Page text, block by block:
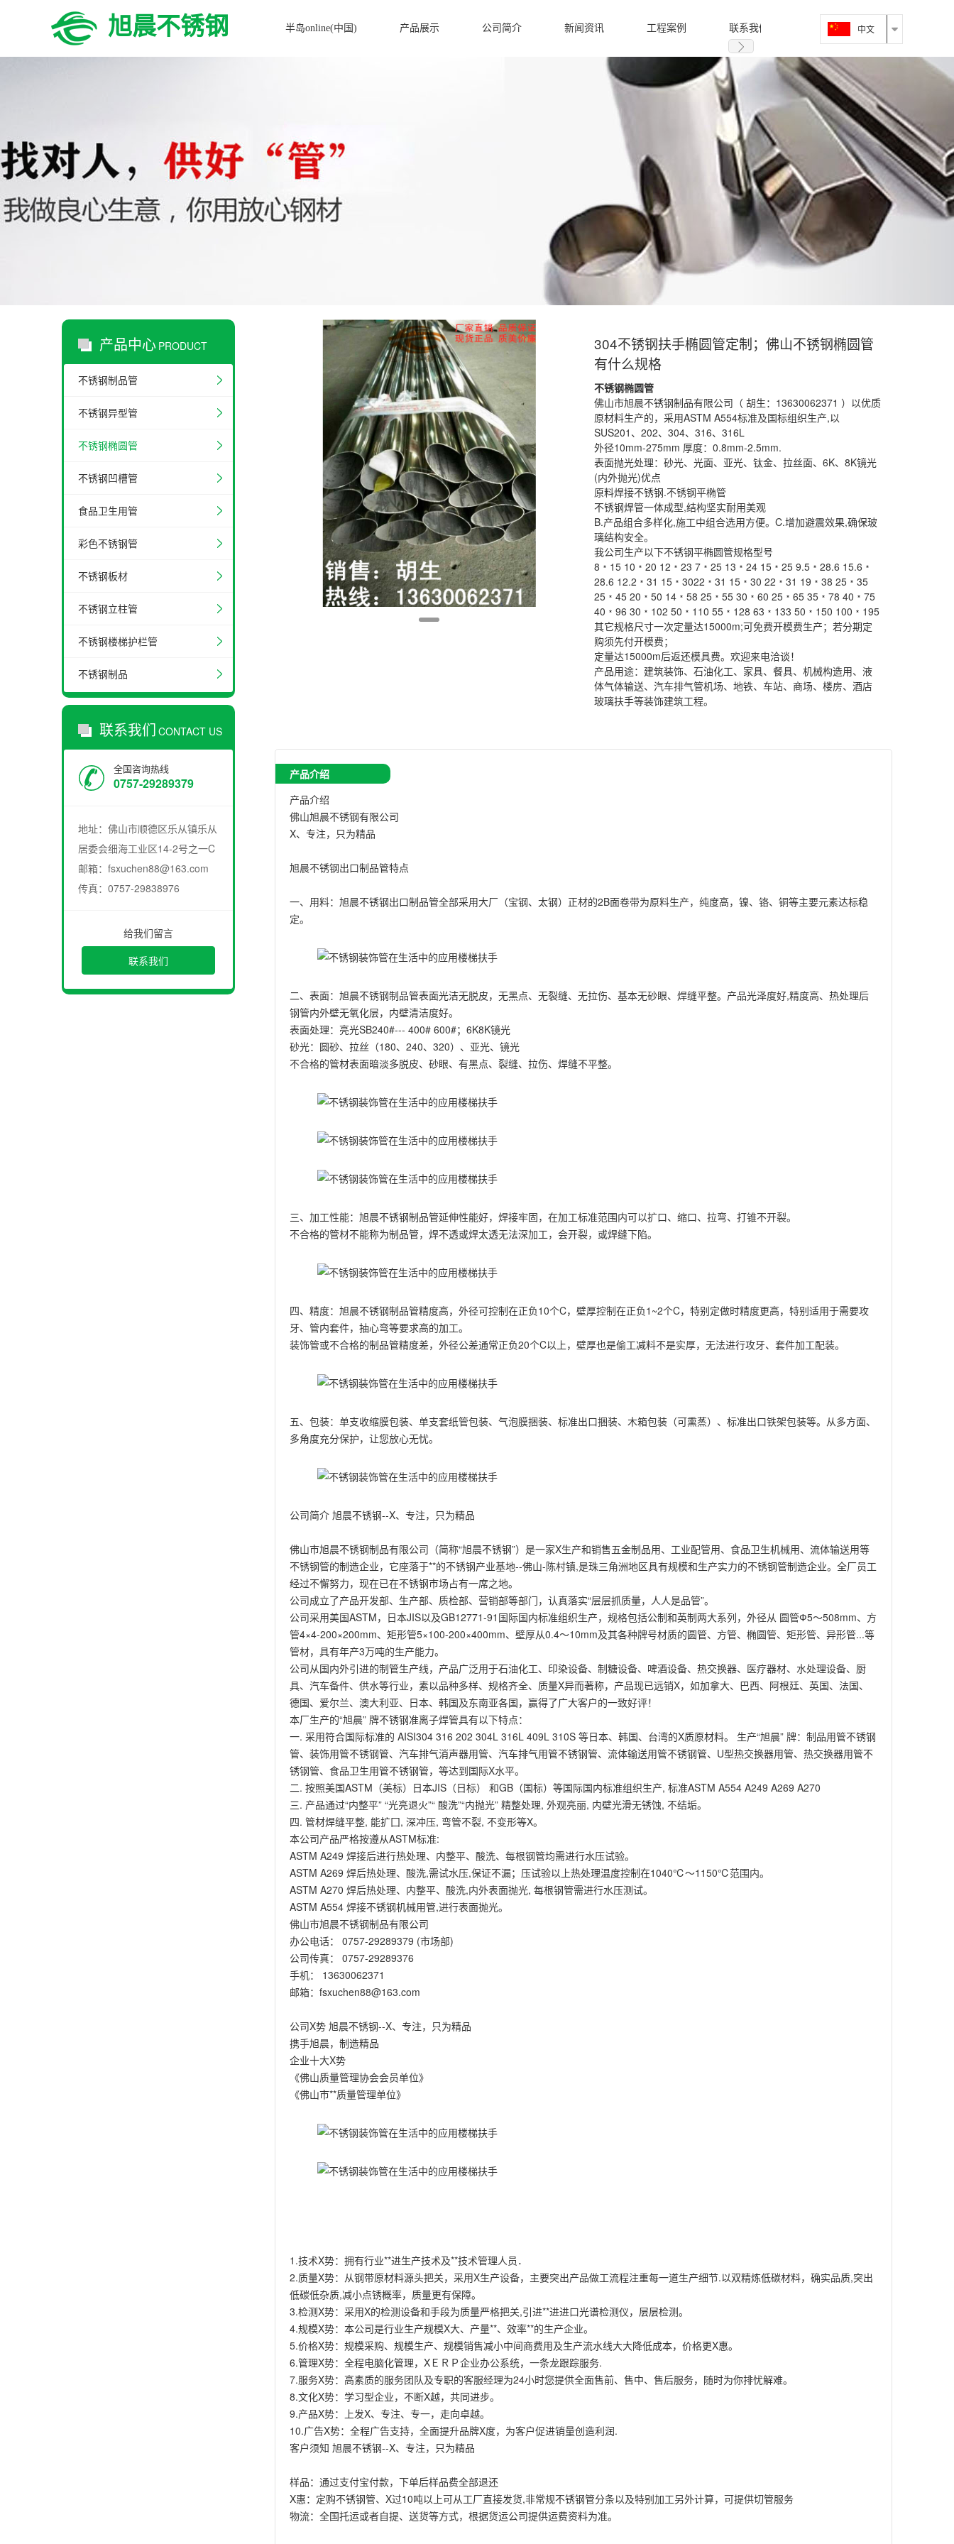
旭晨不锈钢 半岛online(中国) 产品展示 公司简介 新闻资讯 工程案例 联系我们 中文
产品中心 PRODUCT
不锈钢制品管
不锈钢异型管
不锈钢椭圆管
不锈钢凹槽管
食品卫生用管
彩色不锈钢管
不锈钢板材
不锈钢立柱管
不锈钢楼梯护栏管
不锈钢制品
联系我们 CONTACT US
全国咨询热线
0757-29289379
地址：佛山市顺德区乐从镇乐从
居委会细海工业区14-2号之一C
邮箱：fsxuchen88@163.com
传真：0757-29838976
给我们留言
联系我们
304不锈钢扶手椭圆管定制；佛山不锈钢椭圆管
有什么规格
不锈钢椭圆管
佛山市旭晨不锈钢制品有限公司（ 胡生：13630062371 ）以优质
原材料生产的，采用ASTM A554标准及国标组织生产,以
SUS201、202、304、316、316L
外径10mm-275mm 厚度：0.8mm-2.5mm.
表面抛光处理：砂光、光面、亚光、钛金、拉丝面、6K、8K镜光
(内外抛光)优点
原料焊接不锈钢.不锈钢平椭管
不锈钢焊管一体成型,结构坚实耐用美观
B.产品组合多样化,施工中组合选用方便。C.增加避震效果,确保玻
璃结构安全。
我公司生产以下不锈钢平椭圆管规格型号
8﹡15 10﹡20 12﹡23 7﹡25 13﹡24 15﹡25 9.5﹡28.6 15.6﹡
28.6 12.2﹡31 15﹡3022﹡31 15﹡30 22﹡31 19﹡38 25﹡35
25﹡45 20﹡50 14﹡58 25﹡55 30﹡60 25﹡65 35﹡78 40﹡75
40﹡96 30﹡102 50﹡110 55﹡128 63﹡133 50﹡150 100﹡195
其它规格尺寸一次定量达15000m;可免费开模费生产；若分期定
购须先付开模费；
定量达15000m后返还模具费。欢迎来电洽谈！
产品用途：建筑装饰、石油化工、家具、餐具、机械构造用、液
体气体输送、汽车排气管机场、地铁、车站、商场、楼房、酒店
玻璃扶手等装饰建筑工程。
产品介绍
产品介绍
佛山旭晨不锈钢有限公司
X、专注，只为精品
旭晨不锈钢出口制品管特点
一、用料：旭晨不锈钢出口制品管全部采用大厂（宝钢、太钢）正材的2B面卷带为原料生产，纯度高，镍、铬、铜等主要元素达标稳
定。
二、表面：旭晨不锈钢制品管表面光洁无脱皮，无黑点、无裂缝、无拉伤、基本无砂眼、焊缝平整。产品光泽度好,精度高、热处理后
钢管内外壁无氧化层，内壁清洁度好。
表面处理：亮光SB240#--- 400# 600#；6K8K镜光
砂光：圆砂、拉丝（180、240、320）、亚光、镜光
不合格的管材表面暗淡多脱皮、砂眼、有黑点、裂缝、拉伤、焊缝不平整。
三、加工性能：旭晨不锈钢制品管延伸性能好，焊接牢固，在加工标准范围内可以扩口、缩口、拉弯、打锥不开裂。
不合格的管材不能称为制品管，焊不透或焊太透无法深加工，会开裂，或焊缝下陷。
四、精度：旭晨不锈钢制品管精度高，外径可控制在正负10个C，壁厚控制在正负1~2个C，特别定做时精度更高，特别适用于需要攻
牙、管内套件，抽心弯等要求高的加工。
装饰管或不合格的制品管精度差，外径公差通常正负20个C以上，壁厚也是偷工减料不是实厚，无法进行攻牙、套件加工配装。
五、包装：单支收缩膜包装、单支套纸管包装、气泡膜捆装、标准出口捆装、木箱包装（可熏蒸）、标准出口铁架包装等。从多方面、
多角度充分保护，让您放心无忧。
公司简介 旭晨不锈钢--X、专注，只为精品
佛山市旭晨不锈钢制品有限公司（简称“旭晨不锈钢”）是一家X生产和销售五金制品用、工业配管用、食品卫生机械用、流体输送用等
不锈钢管的制造企业，它座落于**的不锈钢产业基地--佛山-陈村镇,是珠三角洲地区具有规模和生产实力的不锈钢管制造企业。全厂员工
经过不懈努力，现在已在不锈钢市场占有一席之地。
公司成立了产品开发部、生产部、质检部、营销部等部门，认真落实“层层抓质量，人人是品管”。
公司采用美国ASTM，日本JIS以及GB12771-91国际国内标准组织生产，规格包括公制和英制两大系列，外径从 圆管Ф5～508mm、方
管4×4-200×200mm、矩形管5×100-200×400mm、壁厚从0.4～10mm及其各种牌号材质的圆管、方管、椭圆管、矩形管、异形管...等
管材，具有年产3万吨的生产能力。
公司从国内外引进的制管生产线，产品广泛用于石油化工、印染设备、制糖设备、啤酒设备、热交换器、医疗器材、水处理设备、厨
具、汽车备件、供水等行业，素以品种多样、规格齐全、质量X异而著称，产品现已远销X，如加拿大、巴西、阿根廷、英国、法国、
德国、爱尔兰、澳大利亚、日本、韩国及东南亚各国，赢得了广大客户的一致好评！
本厂生产的“旭晨” 牌不锈钢准离子焊管具有以下特点：
一. 采用符合国际标准的 AISI304 316 202 304L 316L 409L 310S 等日本、韩国、台湾的X质原材料。 生产“旭晨” 牌：制品用管不锈钢
管、装饰用管不锈钢管、汽车排气消声器用管、汽车排气用管不锈钢管、流体输送用管不锈钢管、U型热交换器用管、热交换器用管不
锈钢管、食品卫生用管不锈钢管，等达到国际X水平。
二. 按照美国ASTM（美标）日本JIS（日标） 和GB（国标）等国际国内标准组织生产, 标准ASTM A554 A249 A269 A270
三. 产品通过“内整平” “光亮退火”“ 酸洗”“内抛光” 精整处理, 外观亮丽, 内壁光滑无锈蚀, 不结垢。
四. 管材焊缝平整, 能扩囗, 深冲压, 弯管不裂, 不变形等X。
本公司产品严格按遵从ASTM标准:
ASTM A249 焊接后进行热处理、内整平、酸洗、每根钢管均需进行水压试验。
ASTM A269 焊后热处理、酸洗,需试水压,保证不漏；压试验以上热处理温度控制在1040℃～1150℃范围内。
ASTM A270 焊后热处理、内整平、酸洗,内外表面抛光, 每根钢管需进行水压测试。
ASTM A554 焊接不锈钢机械用管,进行表面抛光。
佛山市旭晨不锈钢制品有限公司
办公电话： 0757-29289379 (市场部)
公司传真： 0757-29289376
手机： 13630062371
邮箱：fsxuchen88@163.com
公司X势 旭晨不锈钢--X、专注，只为精品
携手旭晨，制造精品
企业十大X势
《佛山质量管理协会会员单位》
《佛山市**质量管理单位》
1.技术X势：拥有行业**进生产技术及**技术管理人员．
2.质量X势：从钢带原材料源头把关，采用X生产设备，主要突出产品做工流程注重每一道生产细节.以双精炼低碳材料，确实品质,突出
低碳低杂质,减小点锈概率，质量更有保障。
3.检测X势：采用X的检测设备和手段为质量严格把关,引进**进进口光谱检测仪，层层检测。
4.规模X势：本公司是行业生产规模X大、产量**、效率**的生产企业。
5.价格X势：规模采购、规模生产、规模销售减小中间商费用及生产流水线大大降低成本，价格更X惠。
6.管理X势：全程电脑化管理，XＥＲＰ企业办公系统，一条龙跟踪服务.
7.服务X势：高素质的服务团队及专职的客服经理为24小时您提供全面售前、售中、售后服务，随时为你排忧解难。
8.文化X势：学习型企业，不断X越，共同进步。
9.产品X势：上发X、专注、专一，走向卓越。
10.广告X势：全程广告支持，全面提升品牌X度，为客户促进销量创造利润.
客户须知 旭晨不锈钢--X、专注，只为精品
样品：通过支付宝付款，下单后样品费全部退还
X惠：定购不锈钢管、X过10吨以上可从工厂直接发货,非常规不锈钢管分条以及特别加工另外计算，可提供切管服务
物流：全国托运或者自提、送货等方式，根据货运公司提供运费资料为准。